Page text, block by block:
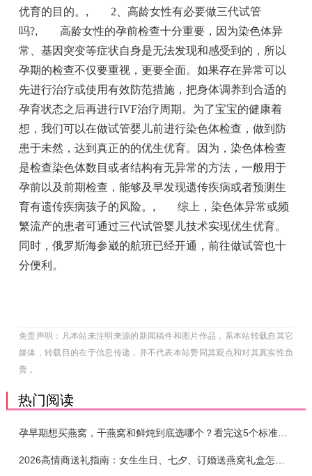
优育的目的。 , 2、高龄女性有必要做三代试管
吗?, 高龄女性的孕前检查十分重要，因为染色体异
常、基因突变等症状自身是无法发现和感受到的，所以
孕期的检查不仅要重视，更要全面。如果存在异常可以
先进行治疗或使用有效防范措施，把身体调养到合适的
孕育状态之后再进行IVF治疗周期。为了宝宝的健康着
想，我们可以在做试管婴儿前进行染色体检查，做到防
患于未然，达到真正的的优生优育。因为，染色体检查
是检查染色体数目或者结构有无异常的方法，一般用于
孕前以及前期检查，能够及早发现遗传疾病或者预测生
育有遗传疾病孩子的风险。 , 综上，染色体异常或频
繁流产的患者可通过三代试管婴儿技术实现优生优育。
同时，俄罗斯海参崴的航班已经开通，前往做试管也十
分便利。
免责声明：凡本站未注明来源的新闻稿件和图片作品，系本站转载自其它
媒体，转载目的在于信息传递，并不代表本站赞同其观点和对其真实性负
责 。
热门阅读
孕早期想买燕窝，干燕窝和鲜炖到底选哪个？看完这5个标准再下单